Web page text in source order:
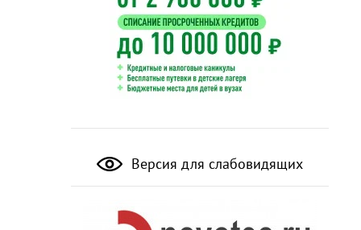
Версия для слабовидящих